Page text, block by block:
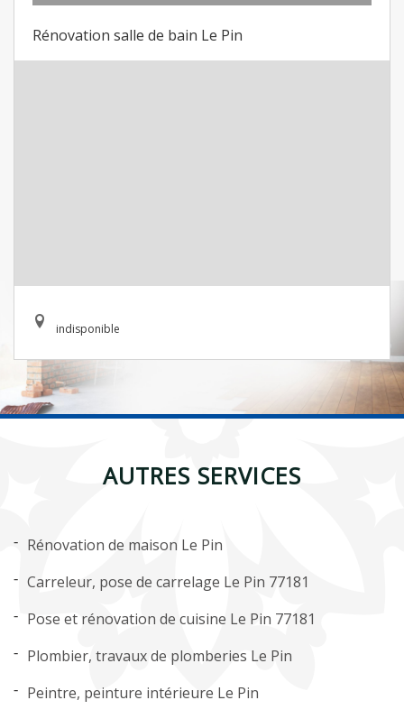
Rénovation salle de bain Le Pin
indisponible
AUTRES SERVICES
Rénovation de maison Le Pin
Carreleur, pose de carrelage Le Pin 77181
Pose et rénovation de cuisine Le Pin 77181
Plombier, travaux de plomberies Le Pin
Peintre, peinture intérieure Le Pin